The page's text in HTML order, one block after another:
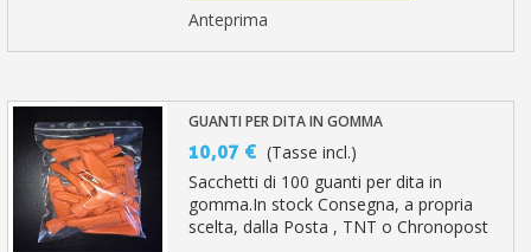
Anteprima
GUANTI PER DITA IN GOMMA
10,07 € (Tasse incl.)
Sacchetti di 100 guanti per dita in
gomma.In stock Consegna, a propria
scelta, dalla Posta , TNT o Chronopost